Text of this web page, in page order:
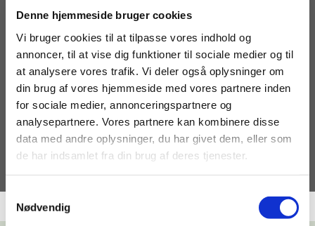
Denne hjemmeside bruger cookies
Vi bruger cookies til at tilpasse vores indhold og
annoncer, til at vise dig funktioner til sociale medier og til
at analysere vores trafik. Vi deler også oplysninger om
din brug af vores hjemmeside med vores partnere inden
for sociale medier, annonceringspartnere og
analysepartnere. Vores partnere kan kombinere disse
data med andre oplysninger, du har givet dem, eller som
de har indsamlet fra din brug af deres tjenester.
Samtykkevalg
Nødvendig